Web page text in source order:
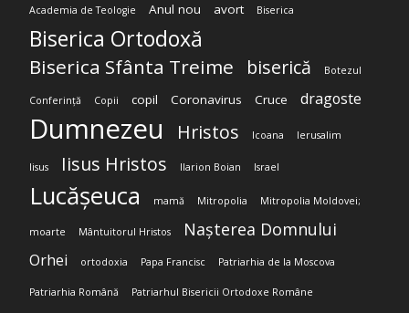
Academia de Teologie Anul nou avort Biserica
Biserica Ortodoxă
Biserica Sfânta Treime biserică Botezul
Conferință Copii copil Coronavirus Cruce dragoste
Dumnezeu Hristos Icoana Ierusalim
Iisus Iisus Hristos Ilarion Boian Israel
Lucășeuca mamă Mitropolia Mitropolia Moldovei;
moarte Mântuitorul Hristos Nașterea Domnului
Orhei ortodoxia Papa Francisc Patriarhia de la Moscova
Patriarhia Română Patriarhul Bisericii Ortodoxe Române